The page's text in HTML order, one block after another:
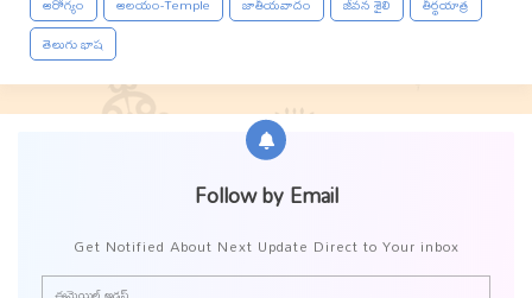
తెలుగు భాష
Follow by Email
Get Notified About Next Update Direct to Your inbox